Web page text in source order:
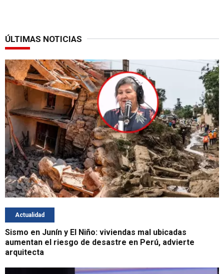
ÚLTIMAS NOTICIAS
Actualidad
Sismo en Junín y El Niño: viviendas mal ubicadas
aumentan el riesgo de desastre en Perú, advierte
arquitecta